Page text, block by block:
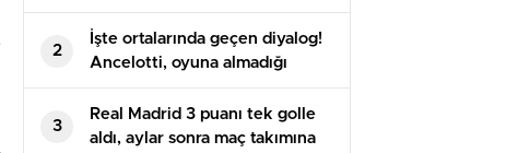
Galatasaray maçı özeti izle!
BJK GS maçı kaç kaç bitti?
2
İşte ortalarında geçen diyalog!
Ancelotti, oyuna almadığı
Arda’yı maç sonu soyunma
odasına çekti
3
Real Madrid 3 puanı tek golle
aldı, aylar sonra maç takımına